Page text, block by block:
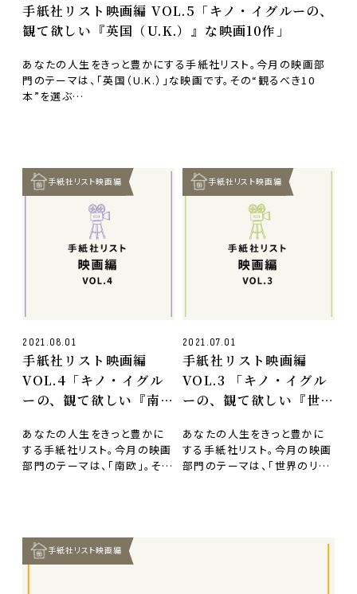
手紙社リスト映画編 VOL.5「キノ・イグルーの、
観て欲しい『英国（U.K.）』な映画10作」
あなたの人生をきっと豊かにする手紙社リスト。今月の映画部
門のテーマは、「英国（U.K.）」な映画です。その“観るべき10
本”を選ぶ…
手紙社リスト映画編
2021.08.01
手紙社リスト映画編
VOL.4「キノ・イグル
ーの、観て欲しい『南
映画10作」
あなたの人生をきっと豊かに
する手紙社リスト。今月の映画
部門のテーマは、「南欧」。そ
手紙社リスト映画編
2021.07.01
手紙社リスト映画編
VOL.3 「キノ・イグル
ーの、観て欲しい『世界
作」
あなたの人生をきっと豊かに
する手紙社リスト。今月の映画
部門のテーマは、「世界のリゾ
手紙社リスト映画編